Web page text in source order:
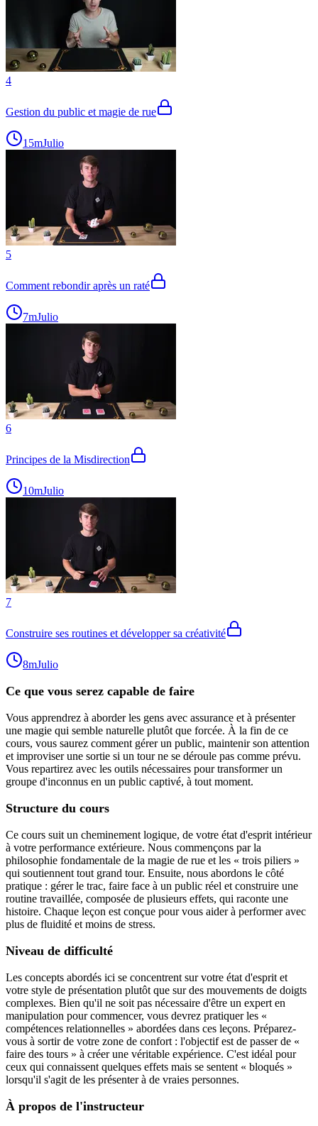
4
Gestion du public et magie de rue
15mJulio
5
Comment rebondir après un raté
7mJulio
6
Principes de la Misdirection
10mJulio
7
Construire ses routines et développer sa créativité
8mJulio
Ce que vous serez capable de faire
Vous apprendrez à aborder les gens avec assurance et à présenter
une magie qui semble naturelle plutôt que forcée. À la fin de ce
cours, vous saurez comment gérer un public, maintenir son attention
et improviser une sortie si un tour ne se déroule pas comme prévu.
Vous repartirez avec les outils nécessaires pour transformer un
groupe d'inconnus en un public captivé, à tout moment.
Structure du cours
Ce cours suit un cheminement logique, de votre état d'esprit intérieur
à votre performance extérieure. Nous commençons par la
philosophie fondamentale de la magie de rue et les « trois piliers »
qui soutiennent tout grand tour. Ensuite, nous abordons le côté
pratique : gérer le trac, faire face à un public réel et construire une
routine travaillée, composée de plusieurs effets, qui raconte une
histoire. Chaque leçon est conçue pour vous aider à performer avec
plus de fluidité et moins de stress.
Niveau de difficulté
Les concepts abordés ici se concentrent sur votre état d'esprit et
votre style de présentation plutôt que sur des mouvements de doigts
complexes. Bien qu'il ne soit pas nécessaire d'être un expert en
manipulation pour commencer, vous devrez pratiquer les «
compétences relationnelles » abordées dans ces leçons. Préparez-
vous à sortir de votre zone de confort : l'objectif est de passer de «
faire des tours » à créer une véritable expérience. C'est idéal pour
ceux qui connaissent quelques effets mais se sentent « bloqués »
lorsqu'il s'agit de les présenter à de vraies personnes.
À propos de l'instructeur